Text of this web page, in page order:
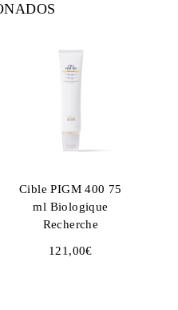
Cible PIGM 400 75
ml Biologique
Recherche
121,00€